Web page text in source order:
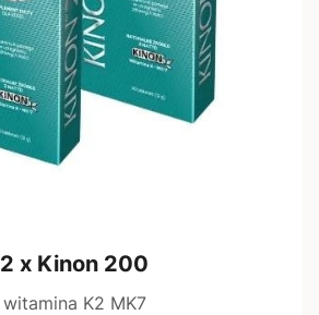
2 x Kinon 200
witamina K2 MK7